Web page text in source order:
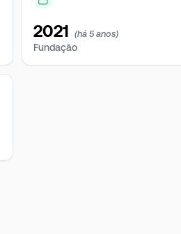
2021 (há 5 anos)
Fundação